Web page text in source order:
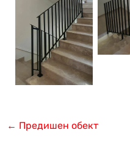
← Предишен обект